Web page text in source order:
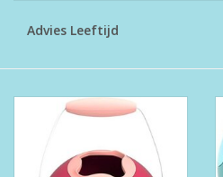
Collectables
Advies Leeftijd